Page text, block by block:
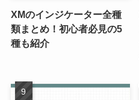
XMのインジケーター全種
類まとめ！初心者必見の5
種も紹介